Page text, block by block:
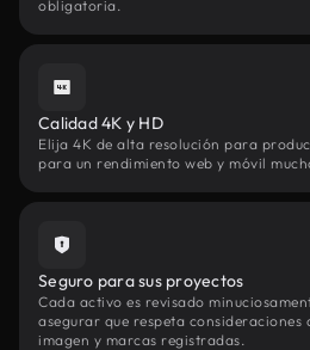
obligatoria.
Calidad 4K y HD
Elija 4K de alta resolución para
para un rendimiento web y móvil
Seguro para sus proyectos
Cada activo es revisado
asegurar que respeta consideraciones
imagen y marcas registradas.